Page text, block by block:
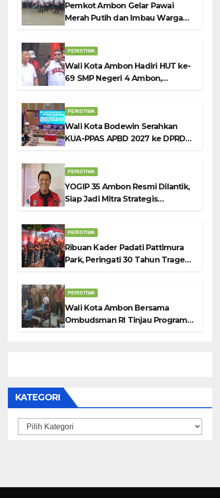
Pemkot Ambon Gelar Pawai
Merah Putih dan Imbau Warga
PERISTIWA
Wali Kota Ambon Hadiri HUT ke-
69 SMP Negeri 4 Ambon,
PERISTIWA
Wali Kota Bodewin Serahkan
KUA-PPAS APBD 2027 ke DPRD
PERISTIWA
YOGIP 35 Ambon Resmi Dilantik,
Siap Jadi Mitra Strategis
PERISTIWA
Ribuan Kader Padati Pattimura
Park, Peringati 30 Tahun Tragedi
PERISTIWA
Wali Kota Ambon Bersama
Ombudsman RI Tinjau Program
KATEGORI
Kategori